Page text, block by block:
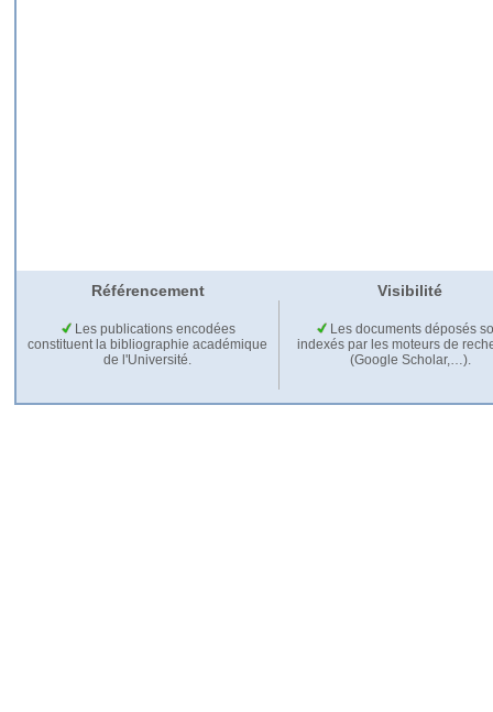
Référencement Visibilité
Les publications encodées
constituent la bibliographie académique
de l'Université.
Les documents déposés
indexés par les moteurs de
(Google Scholar,…).